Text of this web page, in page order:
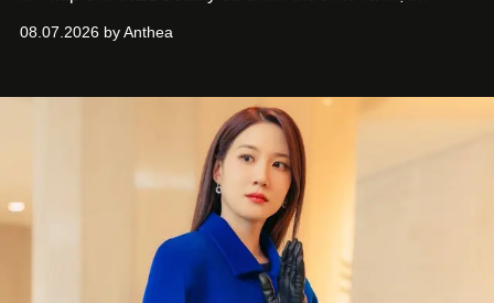
hoa cao cấp 1957.
08.07.2026 by Anthea